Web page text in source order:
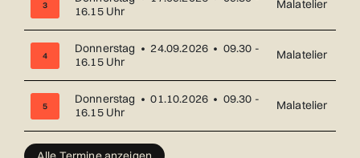
3
16.15 Uhr
Malatelier
4
Donnerstag • 24.09.2026 • 09.30 -
16.15 Uhr
Malatelier
5
Donnerstag • 01.10.2026 • 09.30 -
16.15 Uhr
Malatelier